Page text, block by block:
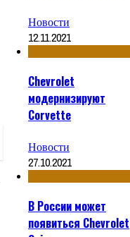
Новости
12.11.2021
Chevrolet
модернизируют
Corvette
Новости
27.10.2021
В России может
появиться Chevrolet